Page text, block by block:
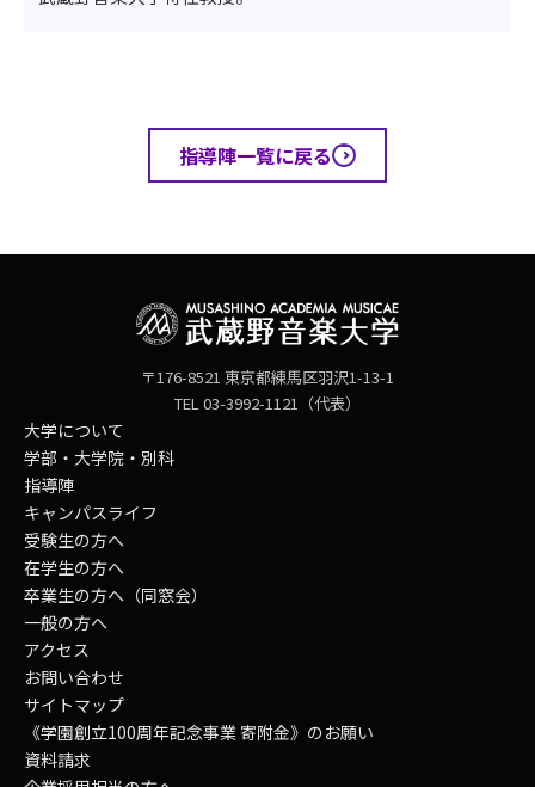
指導陣一覧に戻る
〒176-8521 東京都練馬区羽沢1-13-1
TEL 03-3992-1121（代表）
大学について
学部・大学院・別科
指導陣
キャンパスライフ
受験生の方へ
在学生の方へ
卒業生の方へ（同窓会）
一般の方へ
アクセス
お問い合わせ
サイトマップ
《学園創立100周年記念事業 寄附金》のお願い
資料請求